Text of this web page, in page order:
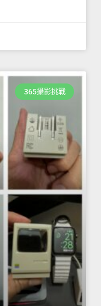
365攝影挑戰